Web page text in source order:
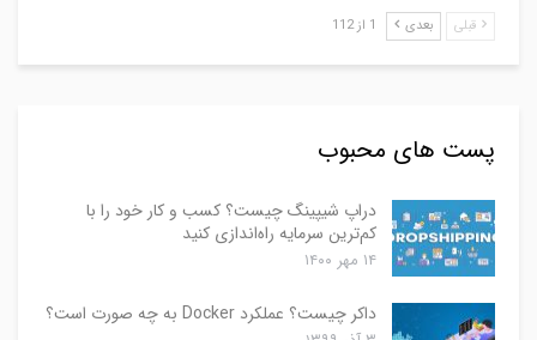
قبلی بعدی 1 از 112
پست های محبوب
دراپ شیپینگ چیست؟ کسب و کار خود را با
کم‌ترین سرمایه راه‌اندازی کنید
۱۴ مهر ۱۴۰۰
داکر چیست؟ عملکرد Docker به چه صورت است؟